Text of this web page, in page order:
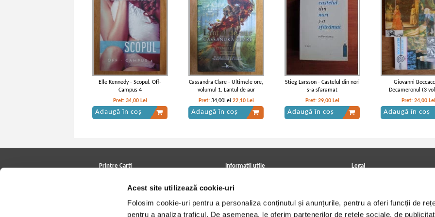
Acest site utilizează cookie-uri
Folosim cookie-uri pentru a personaliza conținutul și anunțurile, pentru a oferi funcții de
pentru a analiza traficul. De asemenea, le oferim partenerilor de rețele sociale, de
Elle Kennedy - Scopul. Off-
Campus 4
Pret: 34,00 Lei
Adaugă în coș
Cassandra Clare - Ultimele ore,
volumul 1. Lantul de aur
Pret:34,00Lei 22,10 Lei
Adaugă în coș
Stieg Larsson - Castelul din nori
s-a sfaramat
Pret: 29,00 Lei
Adaugă în coș
Giovanni
Decameronul (3
Pret: 24,00 Lei
Adaugă în coș
Printre Carti Informatii utile
Achizitii viniluri, casete, CD/DVD
Cum cumpar?
Politica de livrare
Legal
Termeni si conditii
Utilizare cookie-uri